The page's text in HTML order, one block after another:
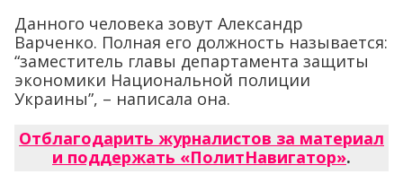
Данного человека зовут Александр
Варченко. Полная его должность называется:
“заместитель главы департамента защиты
экономики Национальной полиции
Украины”, – написала она.
Отблагодарить журналистов за материал
и поддержать «ПолитНавигатор».